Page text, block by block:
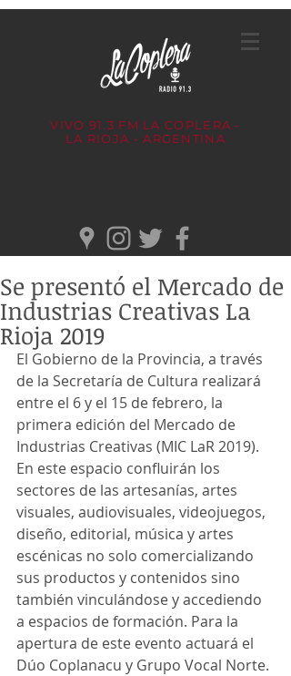
VIVO 91.3 FM LA COPLERA -
LA RIOJA - ARGENTINA
Se presentó el Mercado de
Industrias Creativas La
Rioja 2019
El Gobierno de la Provincia, a través
de la Secretaría de Cultura realizará
entre el 6 y el 15 de febrero, la
primera edición del Mercado de
Industrias Creativas (MIC LaR 2019).
En este espacio confluirán los
sectores de las artesanías, artes
visuales, audiovisuales, videojuegos,
diseño, editorial, música y artes
escénicas no solo comercializando
sus productos y contenidos sino
también vinculándose y accediendo
a espacios de formación. Para la
apertura de este evento actuará el
Dúo Coplanacu y Grupo Vocal Norte.